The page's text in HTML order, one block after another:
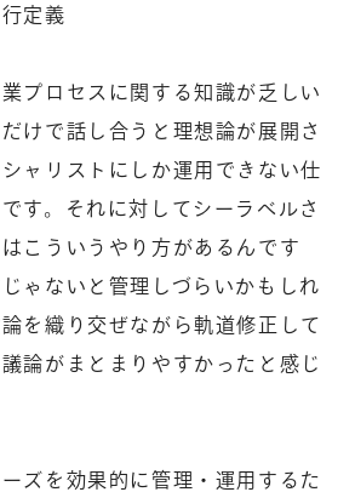
定義
プロセスに関する知識が乏しい
けで話し合うと理想論が展開さ
ャリストにしか運用できない仕
す。それに対してシーラベルさ
こういうやり方があるんです
ゃないと管理しづらいかもしれ
を織り交ぜながら軌道修正して
論がまとまりやすかったと感じ
ズを効果的に管理・運用するた